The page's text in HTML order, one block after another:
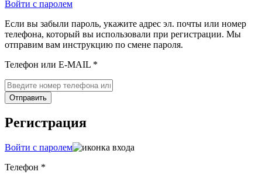
Войти с паролем
Если вы забыли пароль, укажите адрес эл. почты или номер
телефона, который вы использовали при регистрации. Мы
отправим вам инструкцию по смене пароля.
Телефон или E-MAIL *
Отправить
Регистрация
Войти с паролем
Телефон *